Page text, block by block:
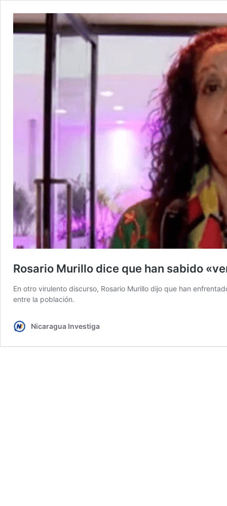
Rosario Murillo dice que han sabido
En otro virulento discurso, Rosario Murillo dijo que han
entre la población.
Nicaragua Investiga